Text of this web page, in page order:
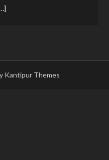
Kantipur Themes